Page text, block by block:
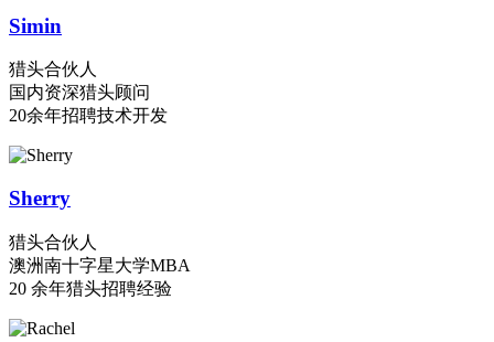
Simin
猎头合伙人
国内资深猎头顾问
20余年招聘技术开发
Sherry
猎头合伙人
澳洲南十字星大学MBA
20 余年猎头招聘经验